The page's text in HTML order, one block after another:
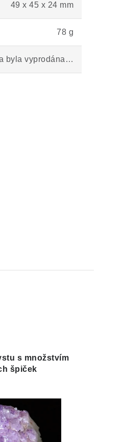
49 x 45 x 24 mm
78 g
byla vyprodána…
s množstvím
špiček